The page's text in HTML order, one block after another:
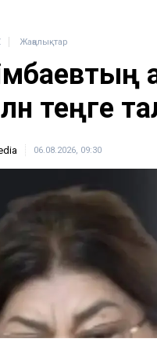
Жаңалықтар
теңге